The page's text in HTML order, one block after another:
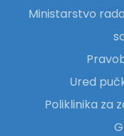
Ministarstvo
Ured
Poliklinika za